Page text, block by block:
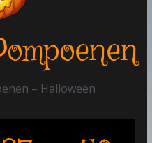
– Halloween